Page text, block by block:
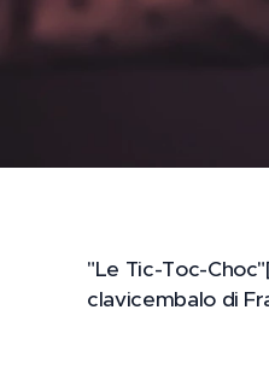
"Le Tic-Toc-
clavicembalo di